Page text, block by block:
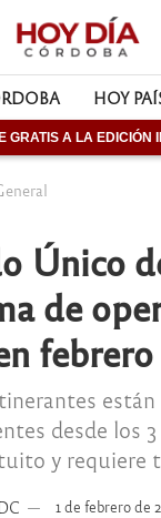
HOY
GRATIS A LA EDICIÓN
Único
de
febrero
están
desde los 3
y requiere
1 de febrero de